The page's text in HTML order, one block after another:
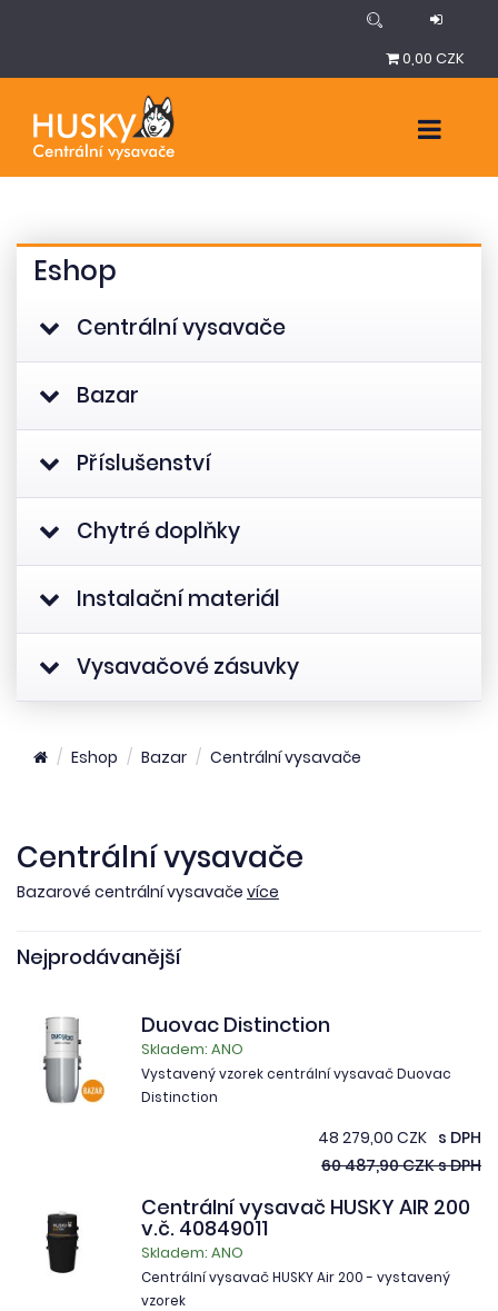
0,00 CZK
Eshop
Centrální vysavače
Bazar
Příslušenství
Chytré doplňky
Instalační materiál
Vysavačové zásuvky
Eshop Bazar Centrální vysavače
Centrální vysavače
Bazarové centrální vysavače více
Nejprodávanější
Duovac Distinction
Skladem: ANO
Vystavený vzorek centrální vysavač Duovac
Distinction
48 279,00 CZK s DPH
60 487,90 CZK s DPH
Centrální vysavač HUSKY AIR 200
v.č. 40849011
Skladem: ANO
Centrální vysavač HUSKY Air 200 - vystavený
vzorek